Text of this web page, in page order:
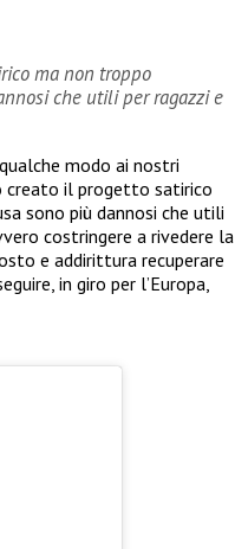
ma non troppo
che utili per ragazzi e
modo ai nostri
creato il progetto satirico
sono più dannosi che utili
costringere a rivedere la
e addirittura recuperare
in giro per l’Europa,